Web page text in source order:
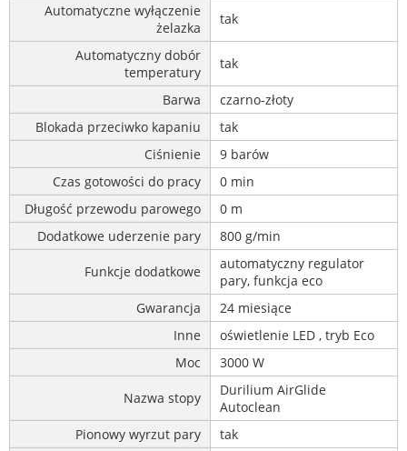
Automatyczne wyłączenie
żelazka
tak
Automatyczny dobór
temperatury
tak
Barwa
czarno-złoty
Blokada przeciwko kapaniu
tak
Ciśnienie
9 barów
Czas gotowości do pracy
0 min
Długość przewodu parowego
0 m
Dodatkowe uderzenie pary
800 g/min
Funkcje dodatkowe
automatyczny regulator
pary, funkcja eco
Gwarancja
24 miesiące
Inne
oświetlenie LED , tryb Eco
Moc
3000 W
Nazwa stopy
Durilium AirGlide
Autoclean
Pionowy wyrzut pary
tak